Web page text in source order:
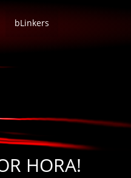
bLinkers
HORA!